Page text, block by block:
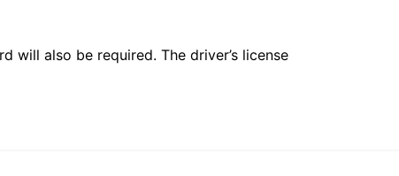
will also be required. The driver’s license